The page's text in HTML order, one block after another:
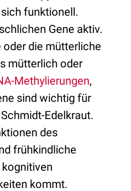
funktionell.
Gene aktiv.
oder die mütterliche
mütterlich oder
Methylierungen,
sind wichtig für
Edelkraut.
des
frühkindliche
kognitiven
kommt.